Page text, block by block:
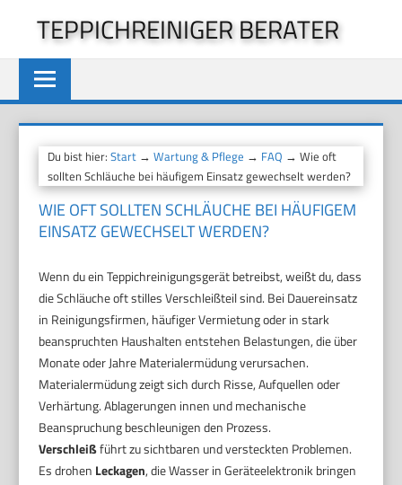
springen
TEPPICHREINIGER BERATER
Du bist hier:Start →Wartung & Pflege → FAQ → Wie oft
sollten Schläuche bei häufigem Einsatz gewechselt werden?
WIE OFT SOLLTEN SCHLÄUCHE BEI HÄUFIGEM
EINSATZ GEWECHSELT WERDEN?
Wenn du ein Teppichreinigungsgerät betreibst, weißt du, dass
die Schläuche oft stilles Verschleißteil sind. Bei Dauereinsatz
in Reinigungsfirmen, häufiger Vermietung oder in stark
beanspruchten Haushalten entstehen Belastungen, die über
Monate oder Jahre Materialermüdung verursachen.
Materialermüdung zeigt sich durch Risse, Aufquellen oder
Verhärtung. Ablagerungen innen und mechanische
Beanspruchung beschleunigen den Prozess.
Verschleißführt zu sichtbaren und versteckten Problemen.
Es drohen Leckagen, die Wasser in Geräteelektronik bringen